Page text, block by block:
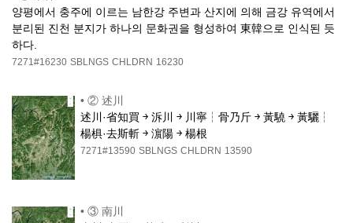
양평에서 충주에 이르는 남한강 주변과 산지에 의해 금강 유역에서
분리된 진천 분지가 하나의 문화권을 형성하여 東韓으로 인식된 듯
하다.
7271#16230 SBLNGS CHLDRN 16230
• ② 述川
述川·省知買 ￫ 泝川 ￫ 川寧┆骨乃斤 ￫ 黃驍 ￫ 黃驪┆
楊椇·去斯斬 ￫ 濵陽 ￫ 楊根
7271#13590 SBLNGS CHLDRN 13590
• ③ 南川